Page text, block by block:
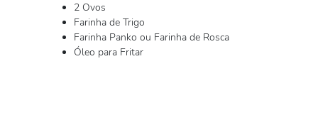
2 Ovos
Farinha de Trigo
Farinha Panko ou Farinha de Rosca
Óleo para Fritar